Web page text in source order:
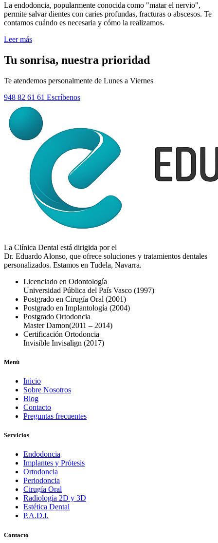
La endodoncia, popularmente conocida como "matar el nervio",
permite salvar dientes con caries profundas, fracturas o abscesos. Te
contamos cuándo es necesaria y cómo la realizamos.
Leer más
Tu sonrisa, nuestra prioridad
Te atendemos personalmente de Lunes a Viernes
948 82 61 61 Escríbenos
La Clínica Dental está dirigida por el
Dr. Eduardo Alonso, que ofrece soluciones y tratamientos dentales
personalizados. Estamos en Tudela, Navarra.
Licenciado en Odontología
Universidad Pública del País Vasco (1997)
Postgrado en Cirugía Oral (2001)
Postgrado en Implantología (2004)
Postgrado Ortodoncia
Master Damon(2011 – 2014)
Certificación Ortodoncia
Invisible Invisalign (2017)
Menú
Inicio
Sobre Nosotros
Blog
Contacto
Preguntas frecuentes
Servicios
Endodoncia
Implantes y Prótesis
Ortodoncia
Periodoncia
Cirugía Oral
Radiología 2D y 3D
Estética Dental
P.A.D.I.
Contacto